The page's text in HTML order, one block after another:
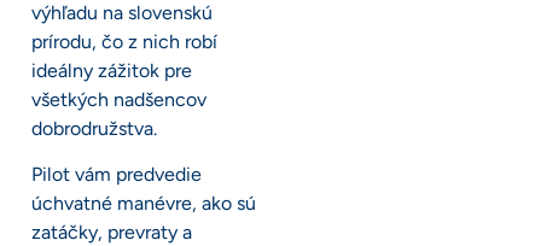
výhľadu na slovenskú
prírodu, čo z nich robí
ideálny zážitok pre
všetkých nadšencov
dobrodružstva.
Pilot vám predvedie
úchvatné manévre, ako sú
zatáčky, prevraty a